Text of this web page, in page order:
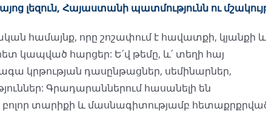
լեզուն, Հայաստանի պատմությունն ու
համայնք, որը շոշափում է հավատքի, կյանքի և
կապված հարցեր: Ե՛վ թեմը, և՛ տեղի հայ
կրթության դասընթացներ, սեմինարներ,
Գրադարաններում հասանելի են
տարիքի և մասնագիտությամբ